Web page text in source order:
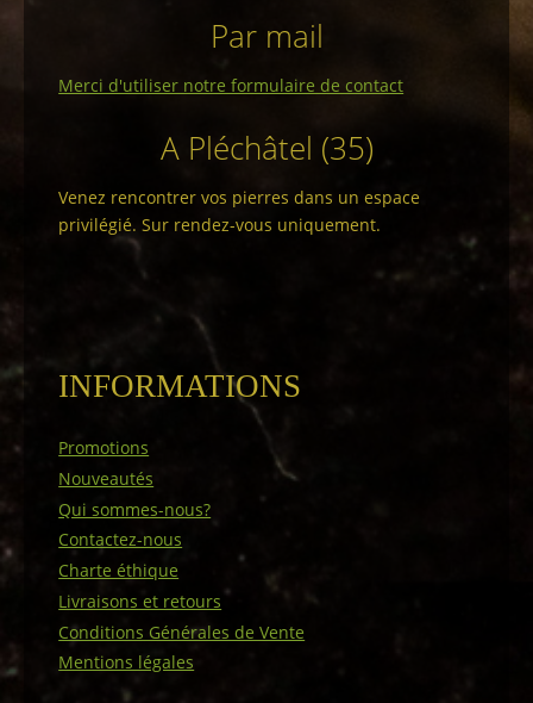
Par mail
Merci d'utiliser notre formulaire de contact
A Pléchâtel (35)
Venez rencontrer vos pierres dans un espace
privilégié. Sur rendez-vous uniquement.
INFORMATIONS
Promotions
Nouveautés
Qui sommes-nous?
Contactez-nous
Charte éthique
Livraisons et retours
Conditions Générales de Vente
Mentions légales